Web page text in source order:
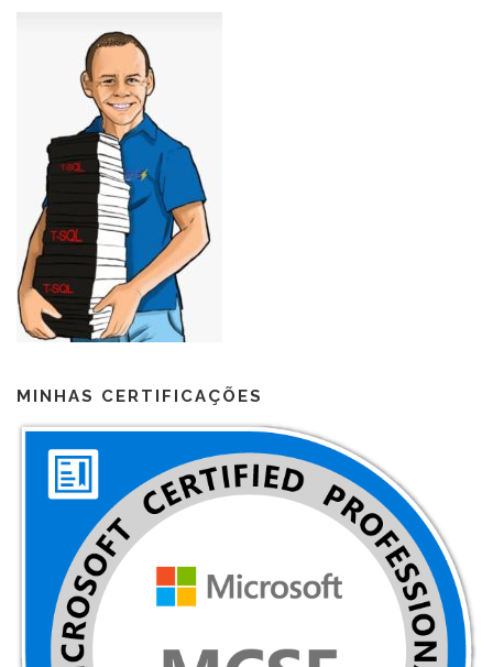
MINHAS CERTIFICAÇÕES